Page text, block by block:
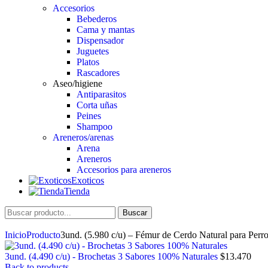
Accesorios
Bebederos
Cama y mantas
Dispensador
Juguetes
Platos
Rascadores
Aseo/higiene
Antiparasitos
Corta uñas
Peines
Shampoo
Areneros/arenas
Arena
Areneros
Accesorios para areneros
Exoticos
Tienda
Buscar
InicioProducto3und. (5.980 c/u) – Fémur de Cerdo Natural para
3und. (4.490 c/u) - Brochetas 3 Sabores 100% Naturales $13.470